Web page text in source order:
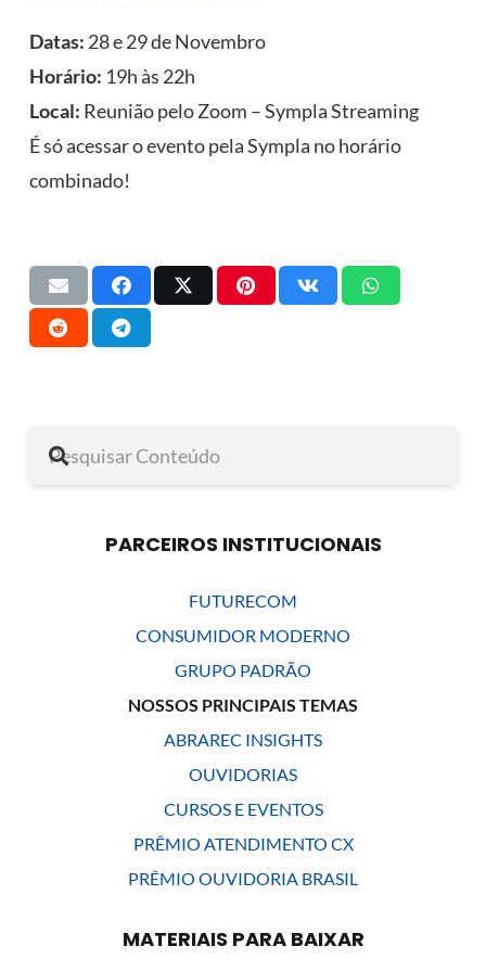
Datas: 28 e 29 de Novembro
Horário: 19h às 22h
Local: Reunião pelo Zoom – Sympla Streaming
É só acessar o evento pela Sympla no horário
combinado!
PARCEIROS INSTITUCIONAIS
FUTURECOM
CONSUMIDOR MODERNO
GRUPO PADRÃO
NOSSOS PRINCIPAIS TEMAS
ABRAREC INSIGHTS
OUVIDORIAS
CURSOS E EVENTOS
PRÊMIO ATENDIMENTO CX
PRÊMIO OUVIDORIA BRASIL
MATERIAIS PARA BAIXAR